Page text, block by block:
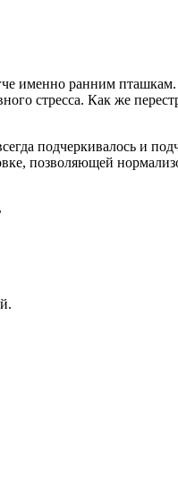
именно ранним пташкам.
стресса. Как же
подчеркивалось и
позволяющей